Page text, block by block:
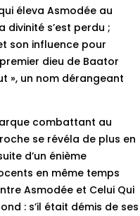
éleva Asmodée au
divinité s’est perdu ;
son influence pour
dieu de Baator
», un nom dérangeant
combattant au
se révéla de plus en
d’un énième
en même temps
Asmodée et Celui Qui
: s’il était démis de ses